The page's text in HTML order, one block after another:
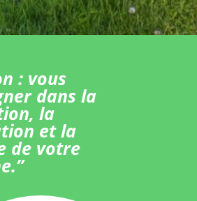
: vous
dans la
la
et la
de votre